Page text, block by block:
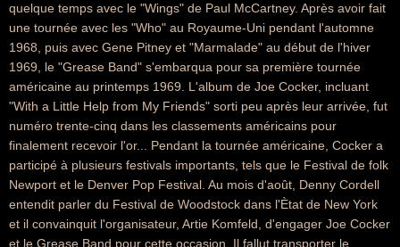
quelque temps avec le "Wings" de Paul McCartney. Après avoir fait
une tournée avec les "Who" au Royaume-Uni pendant l'automne
1968, puis avec Gene Pitney et "Marmalade" au début de l'hiver
1969, le "Grease Band" s'embarqua pour sa première tournée
américaine au printemps 1969. L'album de Joe Cocker, incluant
"With a Little Help from My Friends" sorti peu après leur arrivée, fut
numéro trente-cinq dans les classements américains pour
finalement recevoir l'or... Pendant la tournée américaine, Cocker a
participé à plusieurs festivals importants, tels que le Festival de folk
Newport et le Denver Pop Festival. Au mois d'août, Denny Cordell
entendit parler du Festival de Woodstock dans l'Ètat de New York
et il convainquit l'organisateur, Artie Komfeld, d'engager Joe Cocker
et le Grease Band pour cette occasion. Il fallut transporter le